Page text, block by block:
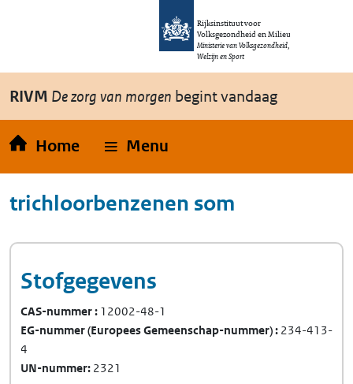
Overslaan en naar de inhoud gaan
Rijksinstituut voor
Volksgezondheid en Milieu
Ministerie van Volksgezondheid,
Welzijn en Sport
RIVM De zorg van morgen begint vandaag
Home Menu
trichloorbenzenen som
Stofgegevens
CAS-nummer 12002-48-1
EG-nummer(Europees Gemeenschap-nummer) 234-413-
4
UN-nummer 2321